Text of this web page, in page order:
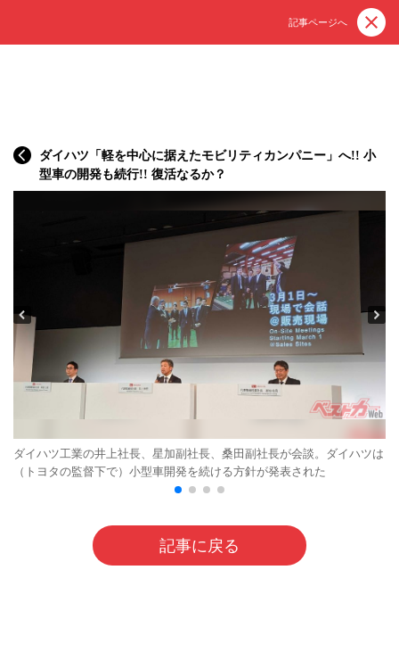
記事ページへ
ダイハツ「軽を中心に据えたモビリティカンパニー」へ!! 小
型車の開発も続行!! 復活なるか？
ダイハツ工業の井上社長、星加副社長、桑田副社長が会談。ダイハツは
（トヨタの監督下で）小型車開発を続ける方針が発表された
記事に戻る